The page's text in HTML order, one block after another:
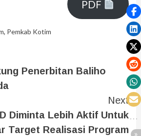
PDF
, Pemkab Kotim
Penerbitan Baliho
Next
Diminta Lebih Aktif Untuk
Target Realisasi Program